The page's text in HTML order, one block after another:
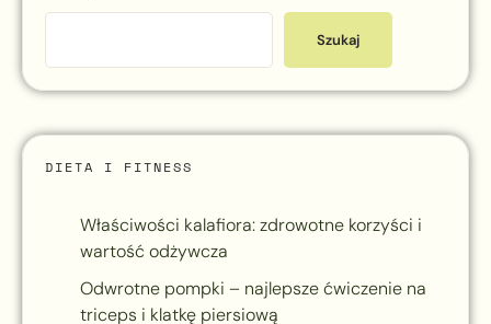
Szukaj
DIETA I FITNESS
Właściwości kalafiora: zdrowotne korzyści i
wartość odżywcza
Odwrotne pompki – najlepsze ćwiczenie na
triceps i klatkę piersiową